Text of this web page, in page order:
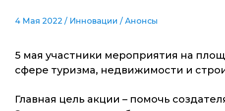
4 Мая 2022 / Инновации / Анонсы
5 мая участники мероприятия на
сфере туризма, недвижимости и
Главная цель акции – помочь